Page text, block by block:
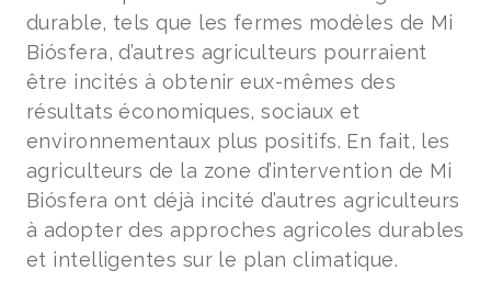
durable, tels que les fermes modèles de Mi
Biósfera, d’autres agriculteurs pourraient
être incités à obtenir eux-mêmes des
résultats économiques, sociaux et
environnementaux plus positifs. En fait, les
agriculteurs de la zone d’intervention de Mi
Biósfera ont déjà incité d’autres agriculteurs
à adopter des approches agricoles durables
et intelligentes sur le plan climatique.